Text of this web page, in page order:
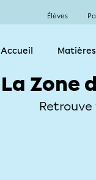
Élèves
Accueil Matières
La Zone